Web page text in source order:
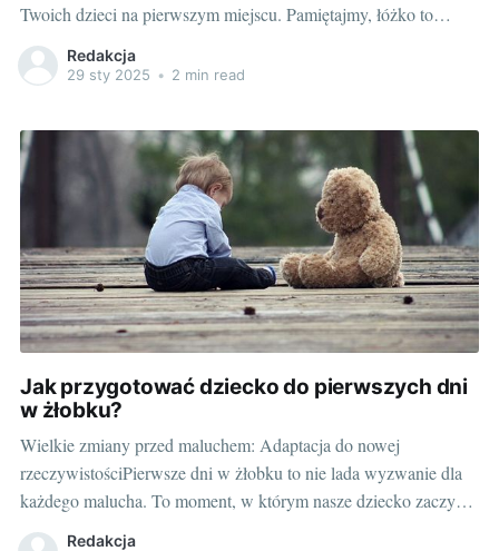
Twoich dzieci na pierwszym miejscu. Pamiętajmy, łóżko to
miejsce, gdzie nasze pociechy spędzają dużą część swojego
czasu – nie tylko śpią na nim, ale też czytają, rysują, a czasem
Redakcja
29 sty 2025 • 2 min read
Jak przygotować dziecko do pierwszych dni
w żłobku?
Wielkie zmiany przed maluchem: Adaptacja do nowej
rzeczywistościPierwsze dni w żłobku to nie lada wyzwanie dla
każdego malucha. To moment, w którym nasze dziecko zaczyna
istotny etap swojego życia, kiedy po raz pierwszy będzie musiało
Redakcja